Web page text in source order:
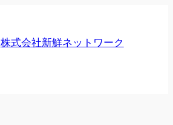
株式会社新鮮ネットワーク